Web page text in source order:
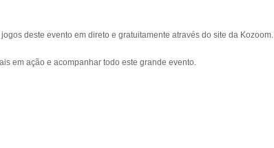
deste evento em direto e gratuitamente através do site da Kozoom.
em ação e acompanhar todo este grande evento.